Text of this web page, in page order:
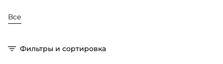
Все
Фильтры и сортировка